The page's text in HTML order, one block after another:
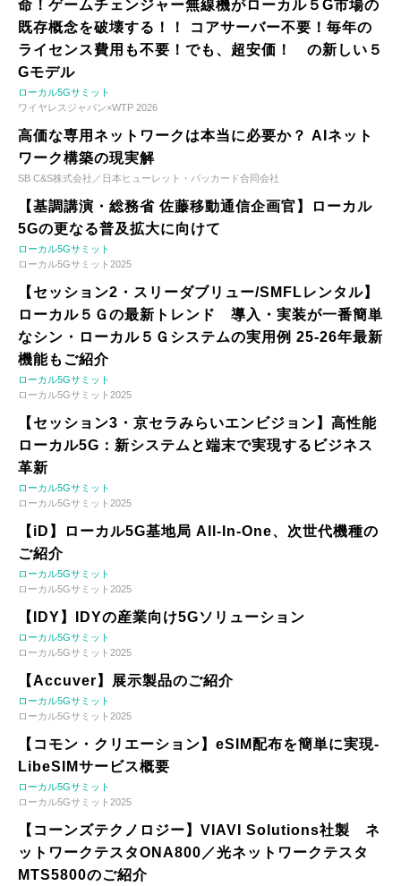
命！ゲームチェンジャー無線機がローカル５G市場の
既存概念を破壊する！！ コアサーバー不要！毎年の
ライセンス費用も不要！でも、超安価！ の新しい５
Gモデル
ローカル5Gサミット
ワイヤレスジャパン×WTP 2026
高価な専用ネットワークは本当に必要か？ AIネット
ワーク構築の現実解
SB C&S株式会社／日本ヒューレット・パッカード合同会社
【基調講演・総務省 佐藤移動通信企画官】ローカル
5Gの更なる普及拡大に向けて
ローカル5Gサミット
ローカル5Gサミット2025
【セッション2・スリーダブリュー/SMFLレンタル】
ローカル５Ｇの最新トレンド 導入・実装が一番簡単
なシン・ローカル５Ｇシステムの実用例 25-26年最新
機能もご紹介
ローカル5Gサミット
ローカル5Gサミット2025
【セッション3・京セラみらいエンビジョン】高性能
ローカル5G：新システムと端末で実現するビジネス
革新
ローカル5Gサミット
ローカル5Gサミット2025
【iD】ローカル5G基地局 All-In-One、次世代機種の
ご紹介
ローカル5Gサミット
ローカル5Gサミット2025
【IDY】IDYの産業向け5Gソリューション
ローカル5Gサミット
ローカル5Gサミット2025
【Accuver】展示製品のご紹介
ローカル5Gサミット
ローカル5Gサミット2025
【コモン・クリエーション】eSIM配布を簡単に実現-
LibeSIMサービス概要
ローカル5Gサミット
ローカル5Gサミット2025
【コーンズテクノロジー】VIAVI Solutions社製 ネ
ットワークテスタONA800／光ネットワークテスタ
MTS5800のご紹介